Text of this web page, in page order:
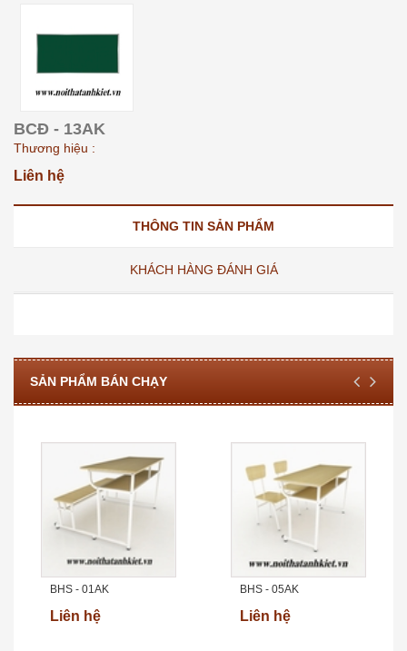
BCĐ - 13AK
Thương hiệu :
Liên hệ
THÔNG TIN SẢN PHẨM
KHÁCH HÀNG ĐÁNH GIÁ
SẢN PHẨM BÁN CHẠY
BHS - 01AK
Liên hệ
BHS - 05AK
Liên hệ